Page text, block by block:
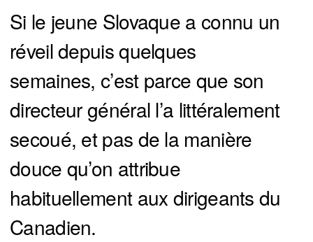
Si le jeune Slovaque a connu un
réveil depuis quelques
semaines, c’est parce que son
directeur général l’a littéralement
secoué, et pas de la manière
douce qu’on attribue
habituellement aux dirigeants du
Canadien.